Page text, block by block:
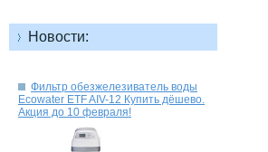
Новости:
Фильтр обезжелезиватель воды
Ecowater ETF AIV-12 Купить дёшево.